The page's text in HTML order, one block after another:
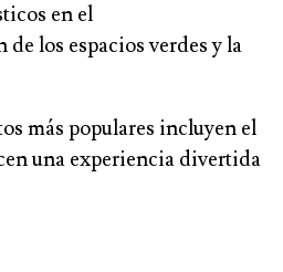
en el
los espacios verdes y la
más populares incluyen el
una experiencia divertida